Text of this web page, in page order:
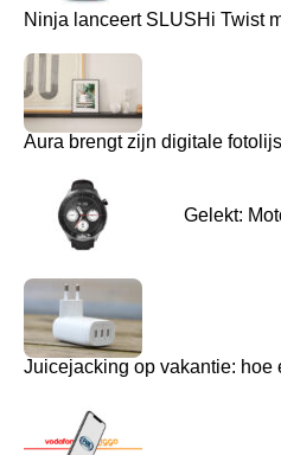
Ninja lanceert SLUSHi Twist
Aura brengt zijn digitale
Gelekt:
Juicejacking op vakantie: hoe